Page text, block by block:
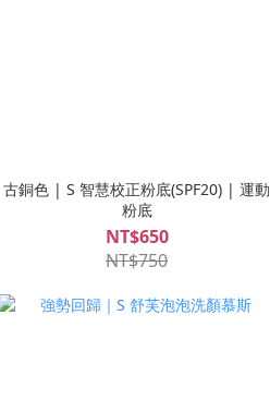
古銅色 | S 智慧校正粉底(SPF20) | 運動
粉底
NT$650
NT$750